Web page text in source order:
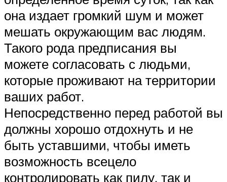
она издает громкий шум и может
мешать окружающим вас людям.
Такого рода предписания вы
можете согласовать с людьми,
которые проживают на территории
ваших работ.
Непосредственно перед работой вы
должны хорошо отдохнуть и не
быть уставшими, чтобы иметь
возможность всецело
контролировать как пилу, так и